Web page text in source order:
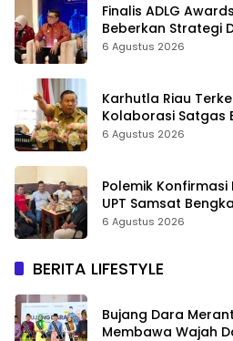
Finalis ADLG
Beberkan Strategi
Tingkatkan Layanan
6 Agustus 2026
Karhutla Riau
Kolaborasi Satgas
6 Agustus 2026
Polemik
UPT Samsat
6 Agustus 2026
BERITA LIFESTYLE
Bujang Dara
Membawa Wajah